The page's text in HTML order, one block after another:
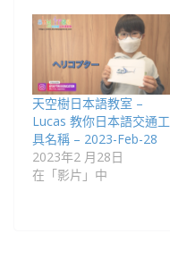
天空樹日本語教室 –
Lucas 教你日本語交通工
具名稱 – 2023-Feb-28
2023年2 月28日
在「影片」中